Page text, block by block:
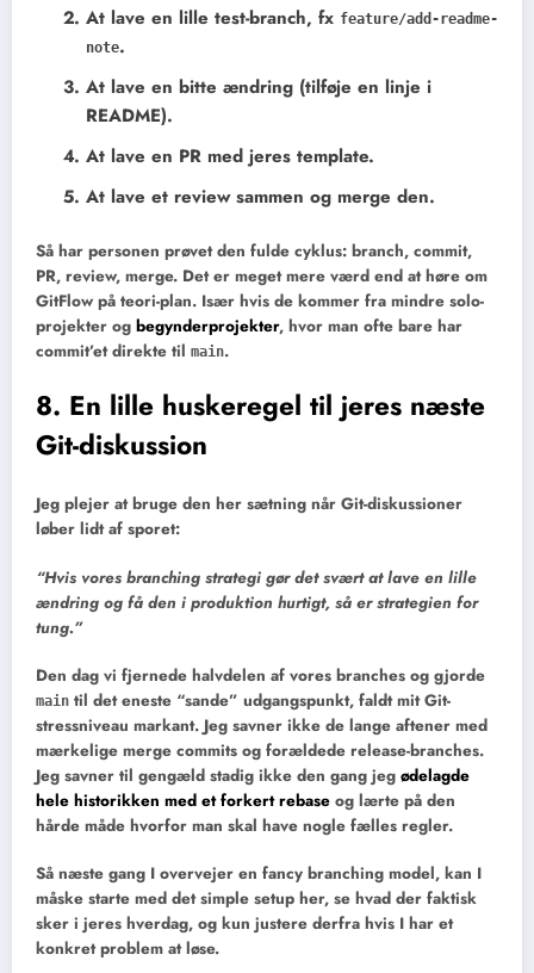
At lave en lille test-branch, fx feature/add-readme-
note.
At lave en bitte ændring (tilføje en linje i
README).
At lave en PR med jeres template.
At lave et review sammen og merge den.
Så har personen prøvet den fulde cyklus: branch, commit,
PR, review, merge. Det er meget mere værd end at høre om
GitFlow på teori-plan. Især hvis de kommer fra mindre solo-
projekter og begynderprojekter, hvor man ofte bare har
commit’et direkte til main.
8. En lille huskeregel til jeres næste
Git-diskussion
Jeg plejer at bruge den her sætning når Git-diskussioner
løber lidt af sporet:
“Hvis vores branching strategi gør det svært at lave en lille
ændring og få den i produktion hurtigt, så er strategien for
tung.”
Den dag vi fjernede halvdelen af vores branches og gjorde
main til det eneste “sande” udgangspunkt, faldt mit Git-
stressniveau markant. Jeg savner ikke de lange aftener med
mærkelige merge commits og forældede release-branches.
Jeg savner til gengæld stadig ikke den gang jeg ødelagde
hele historikken med et forkert rebase og lærte på den
hårde måde hvorfor man skal have nogle fælles regler.
Så næste gang I overvejer en fancy branching model, kan I
måske starte med det simple setup her, se hvad der faktisk
sker i jeres hverdag, og kun justere derfra hvis I har et
konkret problem at løse.